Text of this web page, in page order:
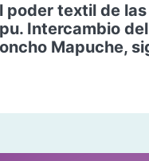
poder textil de
Intercambio del
Mapuche,